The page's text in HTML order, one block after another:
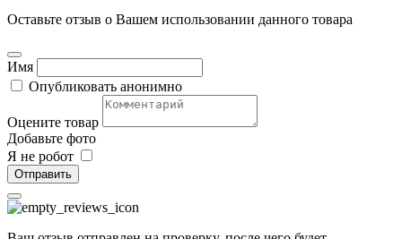
Оставьте отзыв о Вашем использовании данного товара
Имя
Опубликовать анонимно
Оцените товар
Добавьте фото
Я не робот
Отправить